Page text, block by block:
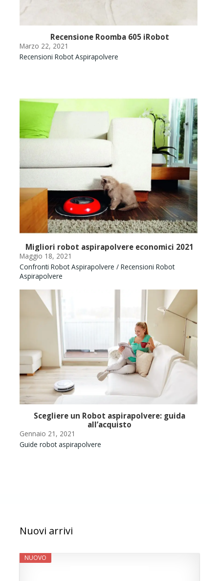
Recensione Roomba 605 iRobot
Marzo 22, 2021
Recensioni Robot Aspirapolvere
Migliori robot aspirapolvere economici 2021
Maggio 18, 2021
Confronti Robot Aspirapolvere / Recensioni Robot
Aspirapolvere
Scegliere un Robot aspirapolvere: guida
all’acquisto
Gennaio 21, 2021
Guide robot aspirapolvere
Nuovi arrivi
NUOVO